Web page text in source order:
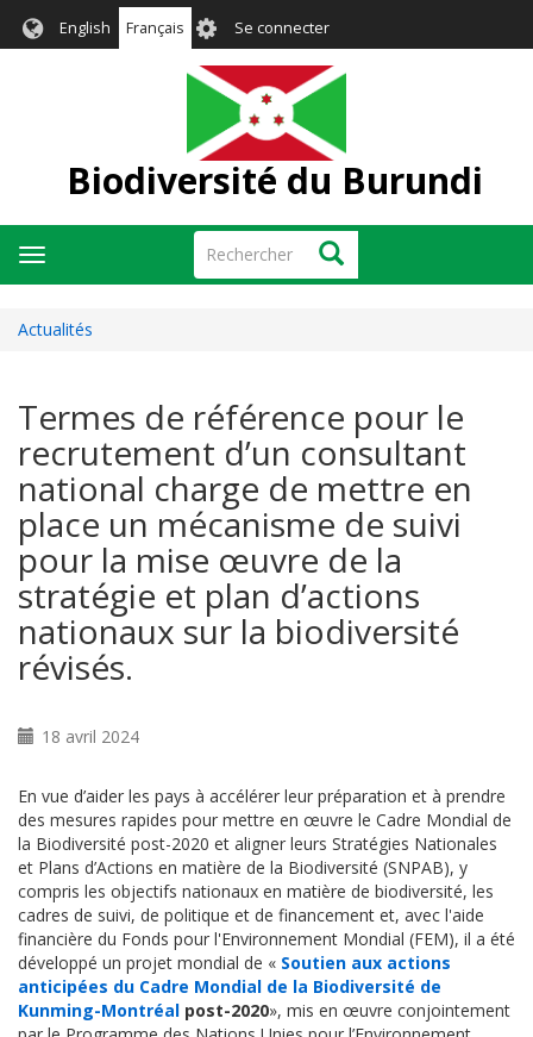
English Français User
account
menu
Se connecter
Biodiversité du Burundi
Rechercher Rechercher
Toggle
navigation
Actualités
Termes de référence pour le
recrutement d’un consultant
national charge de mettre en
place un mécanisme de suivi
pour la mise œuvre de la
stratégie et plan d’actions
nationaux sur la biodiversité
révisés.
18 avril 2024
En vue d’aider les pays à accélérer leur préparation et à prendre
des mesures rapides pour mettre en œuvre le Cadre Mondial de
la Biodiversité post-2020 et aligner leurs Stratégies Nationales
et Plans d’Actions en matière de la Biodiversité (SNPAB), y
compris les objectifs nationaux en matière de biodiversité, les
cadres de suivi, de politique et de financement et, avec l'aide
financière du Fonds pour l'Environnement Mondial (FEM), il a été
développé un projet mondial de « Soutien aux actions
anticipées du Cadre Mondial de la Biodiversité de
Kunming-Montréal post-2020», mis en œuvre conjointement